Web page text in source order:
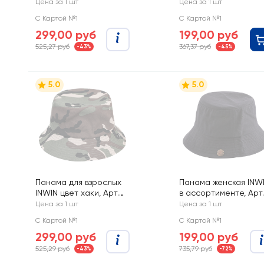
GLSSUN-006-KDS
Цена за 1 шт
С Картой №1
299,00 руб
525,27 руб -43%
GLSSUN-019-KDS
Цена за 1 шт
С Картой №1
199,00 руб
367,37 руб -45%
5.0
Панама для взрослых
INWIN цвет хаки, Арт.
KS2110
Цена за 1 шт
С Картой №1
299,00 руб
525,29 руб -43%
5.0
Панама женская
в ассортименте, Арт.
KS2110
Цена за 1 шт
С Картой №1
199,00 руб
735,79 руб -72%